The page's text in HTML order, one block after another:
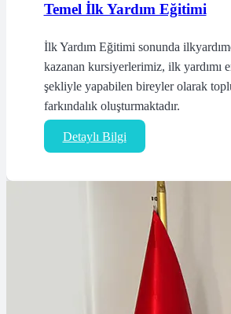
Temel İlk Yardım Eğitimi
İlk Yardım Eğitimi sonunda
kazanan kursiyerlerimiz, ilk yardımı
şekliyle yapabilen bireyler olarak
farkındalık oluşturmaktadır.
Detaylı Bilgi